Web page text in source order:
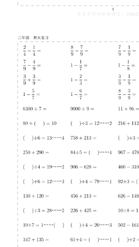
学
资
料
自
媒
体
资
源
高
中
资
料
儿
注册